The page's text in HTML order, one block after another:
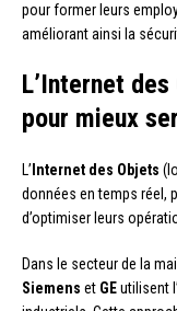
pour former leurs
améliorant ainsi la
L’Internet
pour mieux
L’ Internet des Objets
données en temps réel,
d’optimiser leurs
Dans le secteur de la
Siemens et GEutilisent